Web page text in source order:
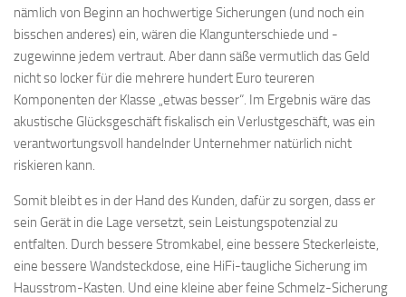
nämlich von Beginn an hochwertige Sicherungen (und noch ein
bisschen anderes) ein, wären die Klangunterschiede und -
zugewinne jedem vertraut. Aber dann säße vermutlich das Geld
nicht so locker für die mehrere hundert Euro teureren
Komponenten der Klasse „etwas besser“. Im Ergebnis wäre das
akustische Glücksgeschäft fiskalisch ein Verlustgeschäft, was ein
verantwortungsvoll handelnder Unternehmer natürlich nicht
riskieren kann.
Somit bleibt es in der Hand des Kunden, dafür zu sorgen, dass er
sein Gerät in die Lage versetzt, sein Leistungspotenzial zu
entfalten. Durch bessere Stromkabel, eine bessere Steckerleiste,
eine bessere Wandsteckdose, eine HiFi-taugliche Sicherung im
Hausstrom-Kasten. Und eine kleine aber feine Schmelz-Sicherung